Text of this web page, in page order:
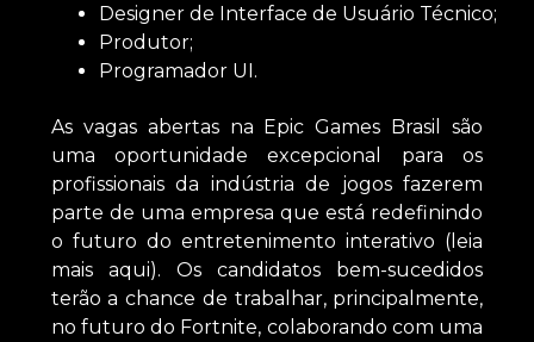
Designer de Interface de Usuário Técnico;
Produtor;
Programador UI.
As vagas abertas na Epic Games Brasil são
uma oportunidade excepcional para os
profissionais da indústria de jogos fazerem
parte de uma empresa que está redefinindo
o futuro do entretenimento interativo (leia
mais aqui). Os candidatos bem-sucedidos
terão a chance de trabalhar, principalmente,
no futuro do Fortnite, colaborando com uma